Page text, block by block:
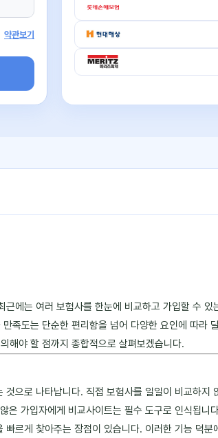
약관보기
에는 여러 보험사를 한눈에 비교하고 가입할 수 있
족도는 단순한 편리함을 넘어 다양한 요인에 따라
해야 할 점까지 종합적으로 살펴보겠습니다.
것으로 나타납니다. 직접 보험사를 일일이 비교하지
은 가입자에게 비교사이트는 필수 도구로 인식됩니
르게 찾아주는 장점이 있습니다. 이러한 기능 덕분